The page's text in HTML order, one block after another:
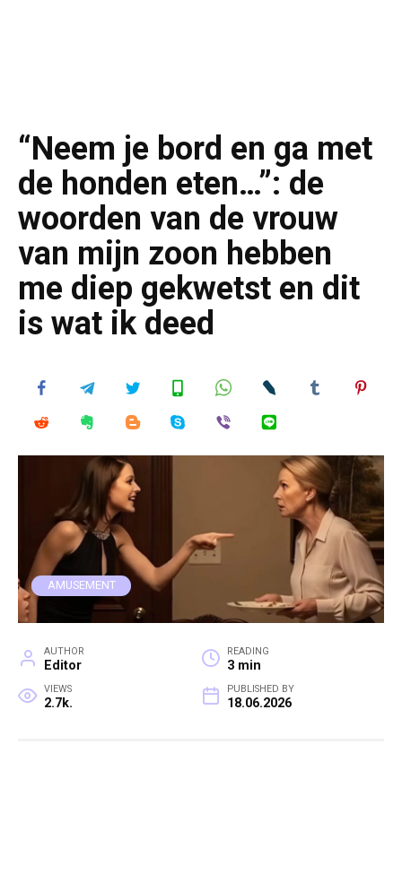
“Neem je bord en ga met
de honden eten…”: de
woorden van de vrouw
van mijn zoon hebben
me diep gekwetst en dit
is wat ik deed
AMUSEMENT
AUTHOR
Editor
READING
3 min
VIEWS
2.7k.
PUBLISHED BY
18.06.2026